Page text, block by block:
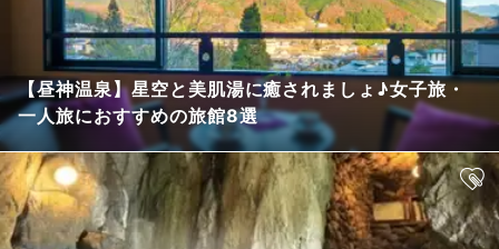
【昼神温泉】星空と美肌湯に癒されましょ♪女子旅・
一人旅におすすめの旅館8選